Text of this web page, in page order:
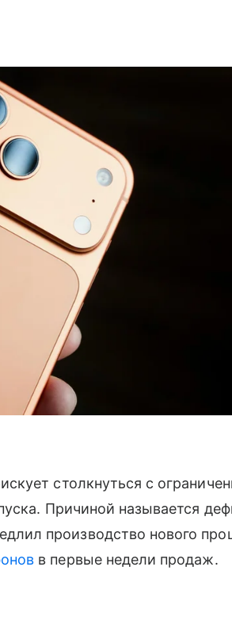
столкнуться с
Причиной называется
производство нового
в первые недели продаж.